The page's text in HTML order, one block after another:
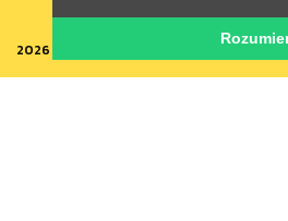
2026 | Všetky autorské práva vyhradené |